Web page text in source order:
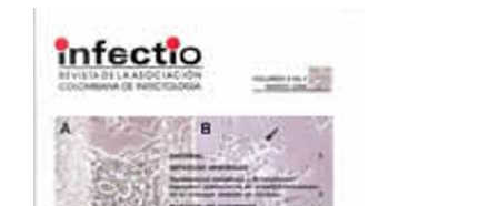
Barra
lateral
del
artículo